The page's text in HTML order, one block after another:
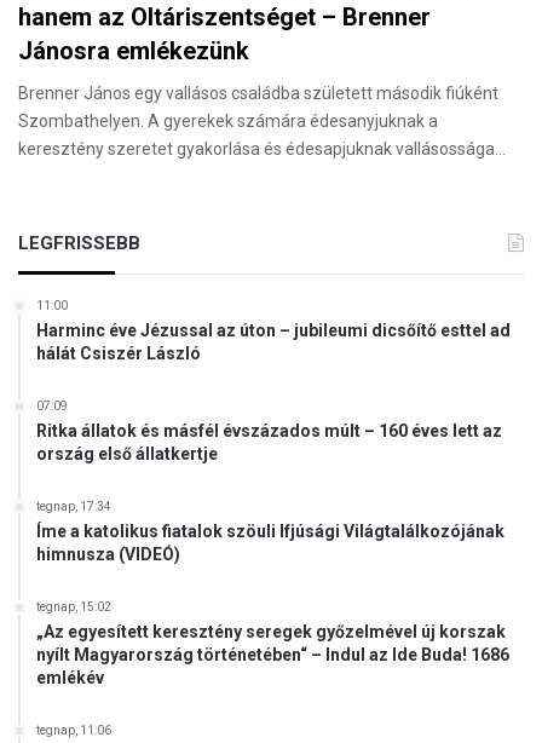
hanem az Oltáriszentséget – Brenner
Jánosra emlékezünk
Brenner János egy vallásos családba született második fiúként
Szombathelyen. A gyerekek számára édesanyjuknak a
keresztény szeretet gyakorlása és édesapjuknak vallásossága…
LEGFRISSEBB
11:00
Harminc éve Jézussal az úton – jubileumi dicsőítő esttel ad
hálát Csiszér László
07:09
Ritka állatok és másfél évszázados múlt – 160 éves lett az
ország első állatkertje
tegnap, 17:34
Íme a katolikus fiatalok szöuli Ifjúsági Világtalálkozójának
himnusza (VIDEÓ)
tegnap, 15:02
„Az egyesített keresztény seregek győzelmével új korszak
nyílt Magyarország történetében“ – Indul az Ide Buda! 1686
emlékév
tegnap, 11:06